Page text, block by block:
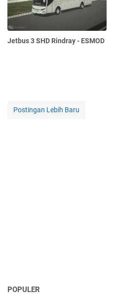
Jetbus 3 SHD Rindray - ESMOD
Postingan Lebih Baru
POPULER